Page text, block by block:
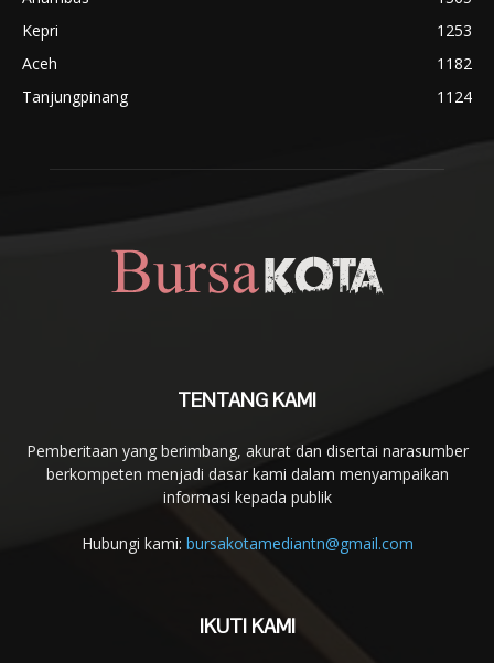
Kepri
1253
Aceh
1182
Tanjungpinang
1124
TENTANG KAMI
Pemberitaan yang berimbang, akurat dan disertai narasumber
berkompeten menjadi dasar kami dalam menyampaikan
informasi kepada publik
Hubungi kami: bursakotamediantn@gmail.com
IKUTI KAMI